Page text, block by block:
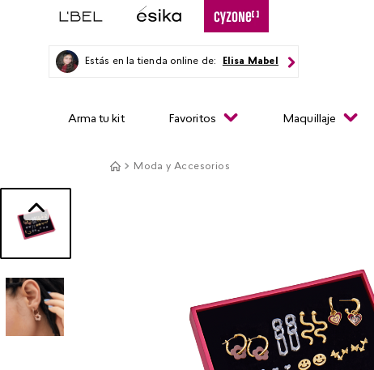
Estás en la tienda online de: Elisa Mabel
Arma tu kit Favoritos Maquillaje
Moda y Accesorios